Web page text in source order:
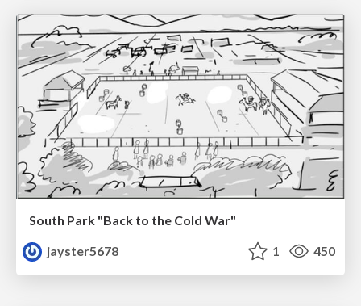
South Park "Back to the Cold War"
jayster5678
1 450